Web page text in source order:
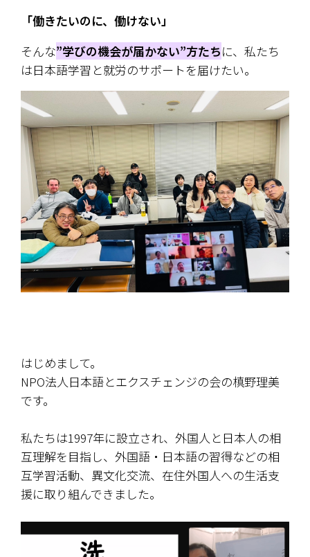
「働きたいのに、働けない」
そんな”学びの機会が届かない”方たちに、私たち
は日本語学習と就労のサポートを届けたい。
はじめまして。
NPO法人日本語とエクスチェンジの会の槙野理美
です。
私たちは1997年に設立され、 外国人と日本人の相
互理解を目指し、外国語・日本語の習得などの相
互学習活動、異文化交流、在住外国人への生活支
援に取り組んできました。